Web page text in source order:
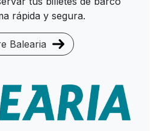
rápida y segura.
Balearia